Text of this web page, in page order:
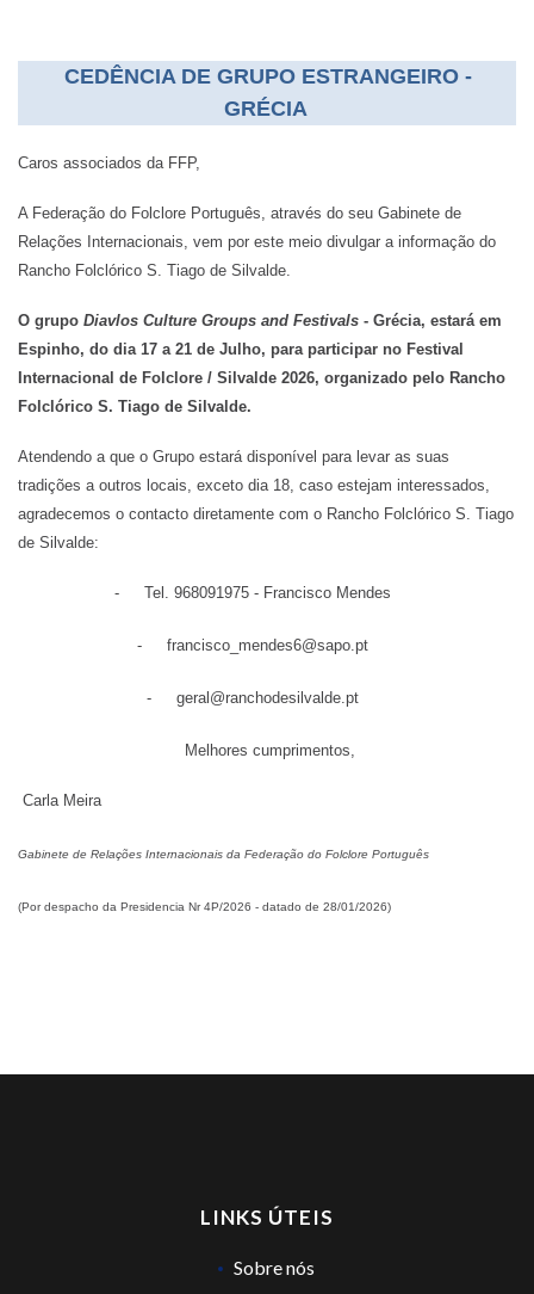
CEDÊNCIA DE GRUPO ESTRANGEIRO -
GRÉCIA
Caros associados da FFP,
A Federação do Folclore Português, através do seu Gabinete de
Relações Internacionais, vem por este meio divulgar a informação do
Rancho Folclórico S. Tiago de Silvalde.
O grupo Diavlos Culture Groups and Festivals - Grécia, estará em
Espinho, do dia 17 a 21 de Julho, para participar no Festival
Internacional de Folclore / Silvalde 2026, organizado pelo Rancho
Folclórico S. Tiago de Silvalde.
Atendendo a que o Grupo estará disponível para levar as suas
tradições a outros locais, exceto dia 18, caso estejam interessados,
agradecemos o contacto diretamente com o Rancho Folclórico S. Tiago
de Silvalde:
- Tel. 968091975 - Francisco Mendes
- francisco_mendes6@sapo.pt
- geral@ranchodesilvalde.pt
Melhores cumprimentos,
Carla Meira
Gabinete de Relações Internacionais da Federação do Folclore Português
(Por despacho da Presidencia Nr 4P/2026 - datado de 28/01/2026)
LINKS ÚTEIS
Sobre nós